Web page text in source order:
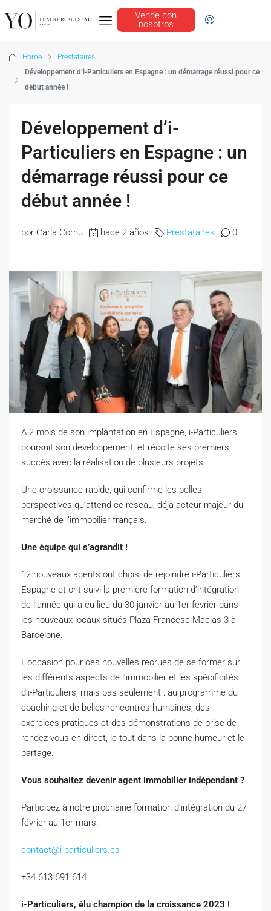
Vende con
nosotros
Home
Prestataires
Développement d’i-Particuliers en Espagne : un démarrage réussi pour ce
début année !
Développement d’i-
Particuliers en Espagne : un
démarrage réussi pour ce
début année !
por Carla Cornu hace 2 años Prestataires 0
À 2 mois de son implantation en Espagne, i-Particuliers
poursuit son développement, et récolte ses premiers
succès avec la réalisation de plusieurs projets.
Une croissance rapide, qui confirme les belles
perspectives qu’attend ce réseau, déjà acteur majeur du
marché de l’immobilier français.
Une équipe qui s’agrandit !
12 nouveaux agents ont choisi de rejoindre i-Particuliers
Espagne et ont suivi la première formation d’intégration
de l’année qui a eu lieu du 30 janvier au 1er février dans
les nouveaux locaux situés Plaza Francesc Macias 3 à
Barcelone.
L’occasion pour ces nouvelles recrues de se former sur
les différents aspects de l’immobilier et les spécificités
d’i-Particuliers, mais pas seulement : au programme du
coaching et de belles rencontres humaines, des
exercices pratiques et des démonstrations de prise de
rendez-vous en direct, le tout dans la bonne humeur et le
partage.
Vous souhaitez devenir agent immobilier indépendant ?
Participez à notre prochaine formation d’intégration du 27
février au 1er mars.
contact@i-particuliers.es
+34 613 691 614
i-Particuliers, élu champion de la croissance 2023 !